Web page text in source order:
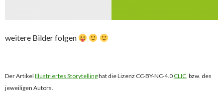
weitere Bilder folgen
Der Artikel Illustriertes Storytellinghat die Lizenz CC-BY-NC-4.0CLIC , bzw. des
jeweiligen Autors.